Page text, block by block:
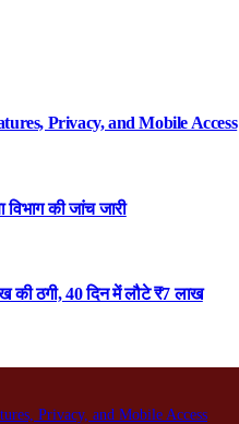
Privacy, and Mobile Access
विभाग की जांच जारी
की ठगी, 40 दिन में लौटे ₹7 लाख
Privacy, and Mobile Access